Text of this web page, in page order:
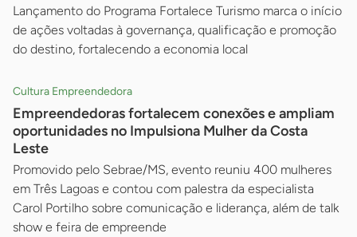
Lançamento do Programa Fortalece Turismo marca o início
de ações voltadas à governança, qualificação e promoção
do destino, fortalecendo a economia local
Cultura Empreendedora
Empreendedoras fortalecem conexões e ampliam
oportunidades no Impulsiona Mulher da Costa
Leste
Promovido pelo Sebrae/MS, evento reuniu 400 mulheres
em Três Lagoas e contou com palestra da especialista
Carol Portilho sobre comunicação e liderança, além de talk
show e feira de empreende